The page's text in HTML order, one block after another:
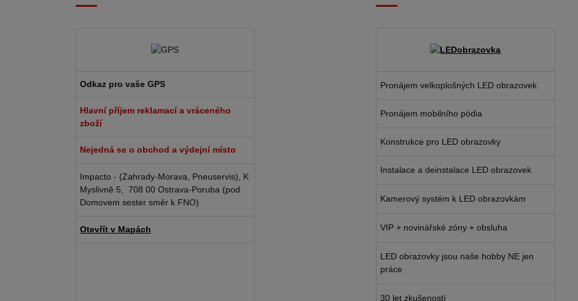
Odkaz pro vaše GPS
Hlavní příjem reklamací a vráceného
zboží
Nejedná se o obchod a výdejní místo
Impacto - (Zahrady-Morava, Pneuservis), K
Myslivně 5, 708 00 Ostrava-Poruba (pod
Domovem sester směr k FNO)
Otevřít v Mapách
Pronájem velkoplošných LED obrazovek
Pronájem mobilního pódia
Konstrukce pro LED obrazovky
Instalace a deinstalace LED obrazovek
Kamerový systém k LED obrazovkám
VIP + novinářské zóny + obsluha
LED obrazovky jsou naše hobby NE jen
práce
30 let zkušeností